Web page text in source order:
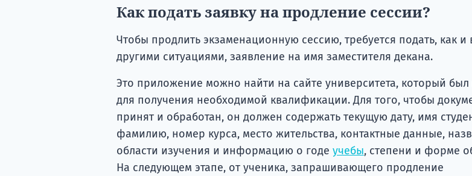
Как подать заявку на продление сессии?
Чтобы продлить экзаменационную сессию, требуется подать, как и
другими ситуациями, заявление на имя заместителя декана.
Это приложение можно найти на сайте университета, который
для получения необходимой квалификации. Для того, чтобы
принят и обработан, он должен содержать текущую дату, имя
фамилию, номер курса, место жительства, контактные данные,
области изучения и информацию о годе учебы, степени и форме
На следующем этапе, от ученика, запрашивающего продление